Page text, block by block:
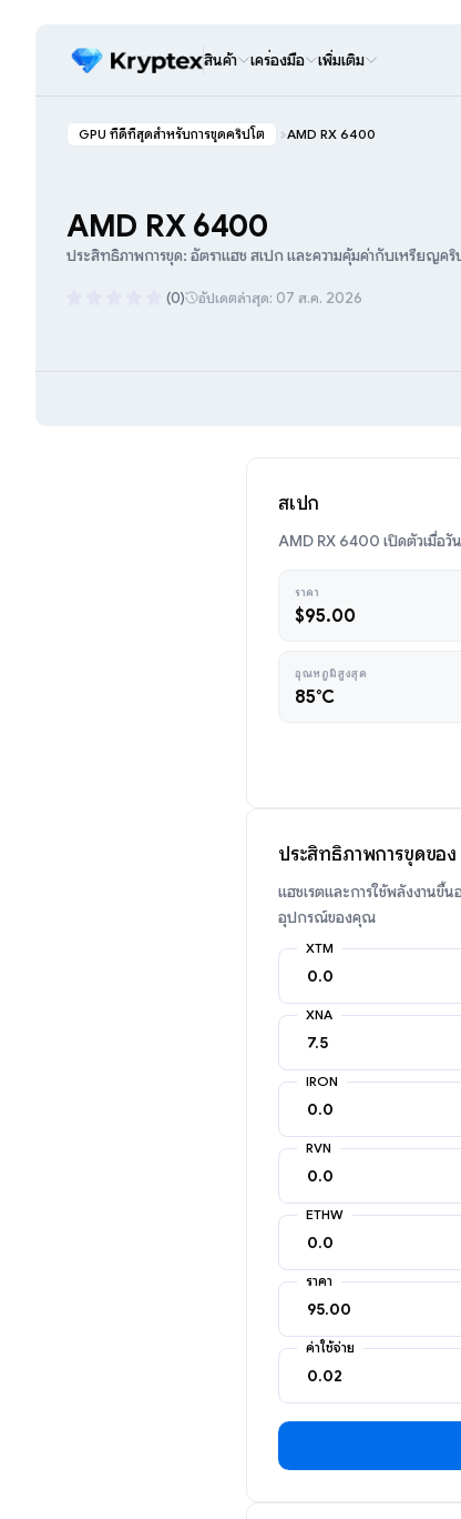
สินค้า เครื่องมือ เพิ่มเติม
GPU ที่ดีที่สุดสำหรับการขุดคริปโต AMD RX 6400
AMD RX 6400
ประสิทธิภาพการขุด: อัตราแฮช สเปก และความคุ้มค่ากับเหรียญค
(0) อัปเดตล่าสุด: 07 ส.ค. 2026
สเปก
AMD RX 6400 เปิดตัวเมื่อวั
ราคา
$95.00
อุณหภูมิสูงสุด
85°C
ประสิทธิภาพการขุดขอ
แฮชเรตและการใช้พลังงานขึ้
อุปกรณ์ของคุณ
XTM
XNA
IRON
RVN
ETHW
ราคา
ค่าใช้จ่าย